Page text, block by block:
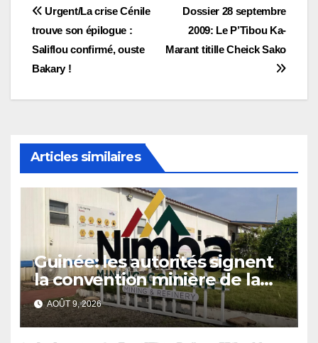
Navigation
de
l’article
Dossier 28 septembre
2009: Le P’Tibou Ka-
Marant titille Cheick Sako
Urgent/La crise Cénile
trouve son épilogue :
Saliflou confirmé, ouste
Bakary !
Articles similaires
Guinée: les autorités signent
la convention minière de la
société Nimba Mining
Company
AOÛT 9, 2026